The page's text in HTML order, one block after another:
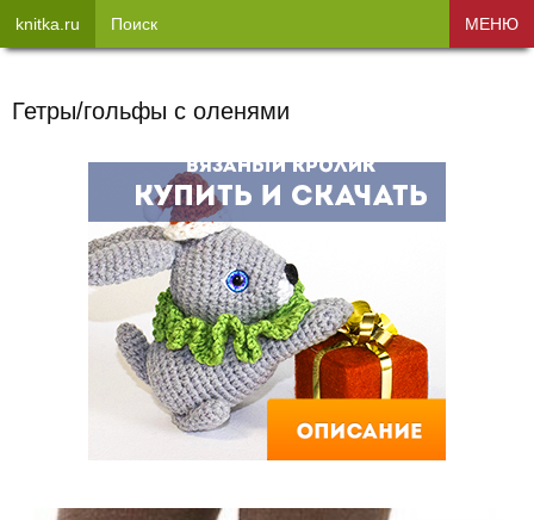
Гетры/гольфы с оленями
knitka.ru Поиск МЕНЮ